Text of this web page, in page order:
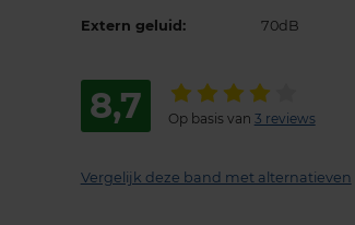
Extern geluid: 70dB
8,7 Op basis van 3 reviews
Vergelijk deze band met alternatieven